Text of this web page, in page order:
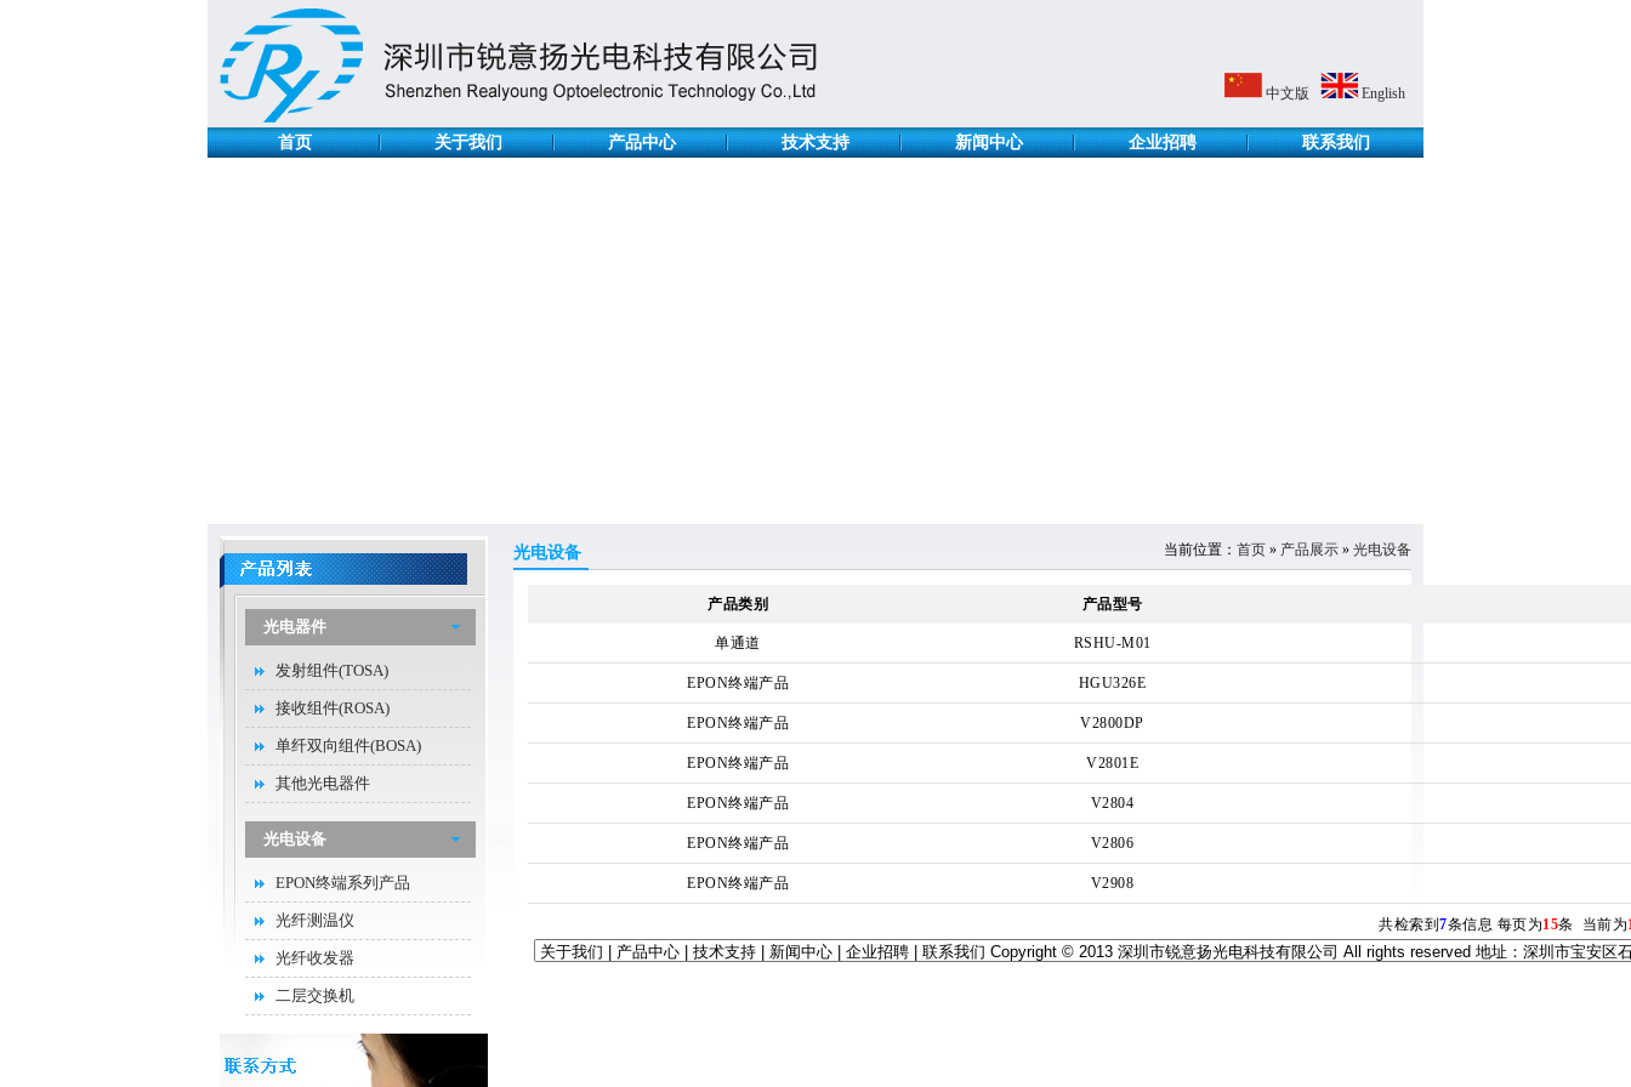
中文版 English
首页 关于我们 产品中心 技术支持 新闻中心 企业招聘 联系我们
光电器件
发射组件(TOSA)
接收组件(ROSA)
单纤双向组件(BOSA)
其他光电器件
光电设备
EPON终端系列产品
光纤测温仪
光纤收发器
二层交换机
光电设备 当前位置： 首页 » 产品展示 » 光电设备
产品类别 产品型号
单通道 RSHU-M01
EPON终端产品 HGU326E
EPON终端产品 V2800DP
EPON终端产品 V2801E
EPON终端产品 V2804
EPON终端产品 V2806
EPON终端产品 V2908
共检索到 7条信息 每页为15条 当前为